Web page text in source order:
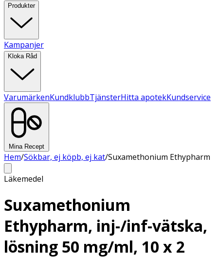
Produkter
Kampanjer
Kloka Råd
VarumärkenKundklubbTjänsterHitta apotekKundservice
Mina Recept
Hem/Sökbar, ej köpb, ej kat/Suxamethonium Ethypharm
Läkemedel
Suxamethonium
Ethypharm, inj-/inf-vätska,
lösning 50 mg/ml, 10 x 2